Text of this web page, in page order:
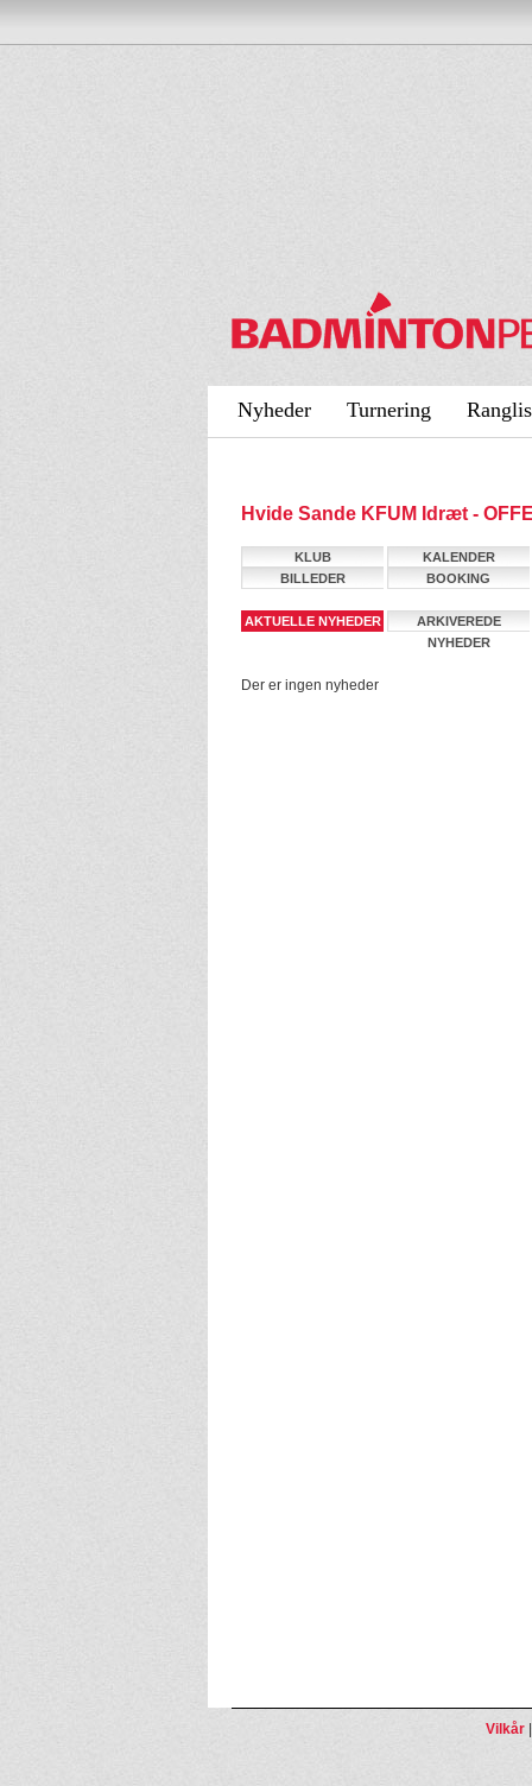
Nyheder Turnering
Hvide Sande KFUM Idræt -
KLUB
KALENDER
BILLEDER
BOOKING
AKTUELLE NYHEDER
ARKIVEREDE
NYHEDER
Der er ingen nyheder
Vilkår